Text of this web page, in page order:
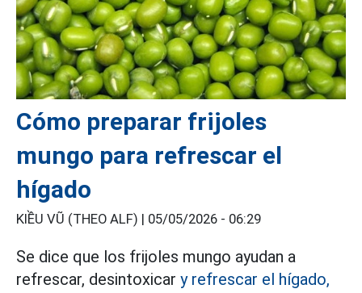
Cómo preparar frijoles
mungo para refrescar el
hígado
KIỀU VŨ (THEO ALF) | 05/05/2026 - 06:29
Se dice que los frijoles mungo ayudan a
refrescar, desintoxicar y refrescar el hígado,